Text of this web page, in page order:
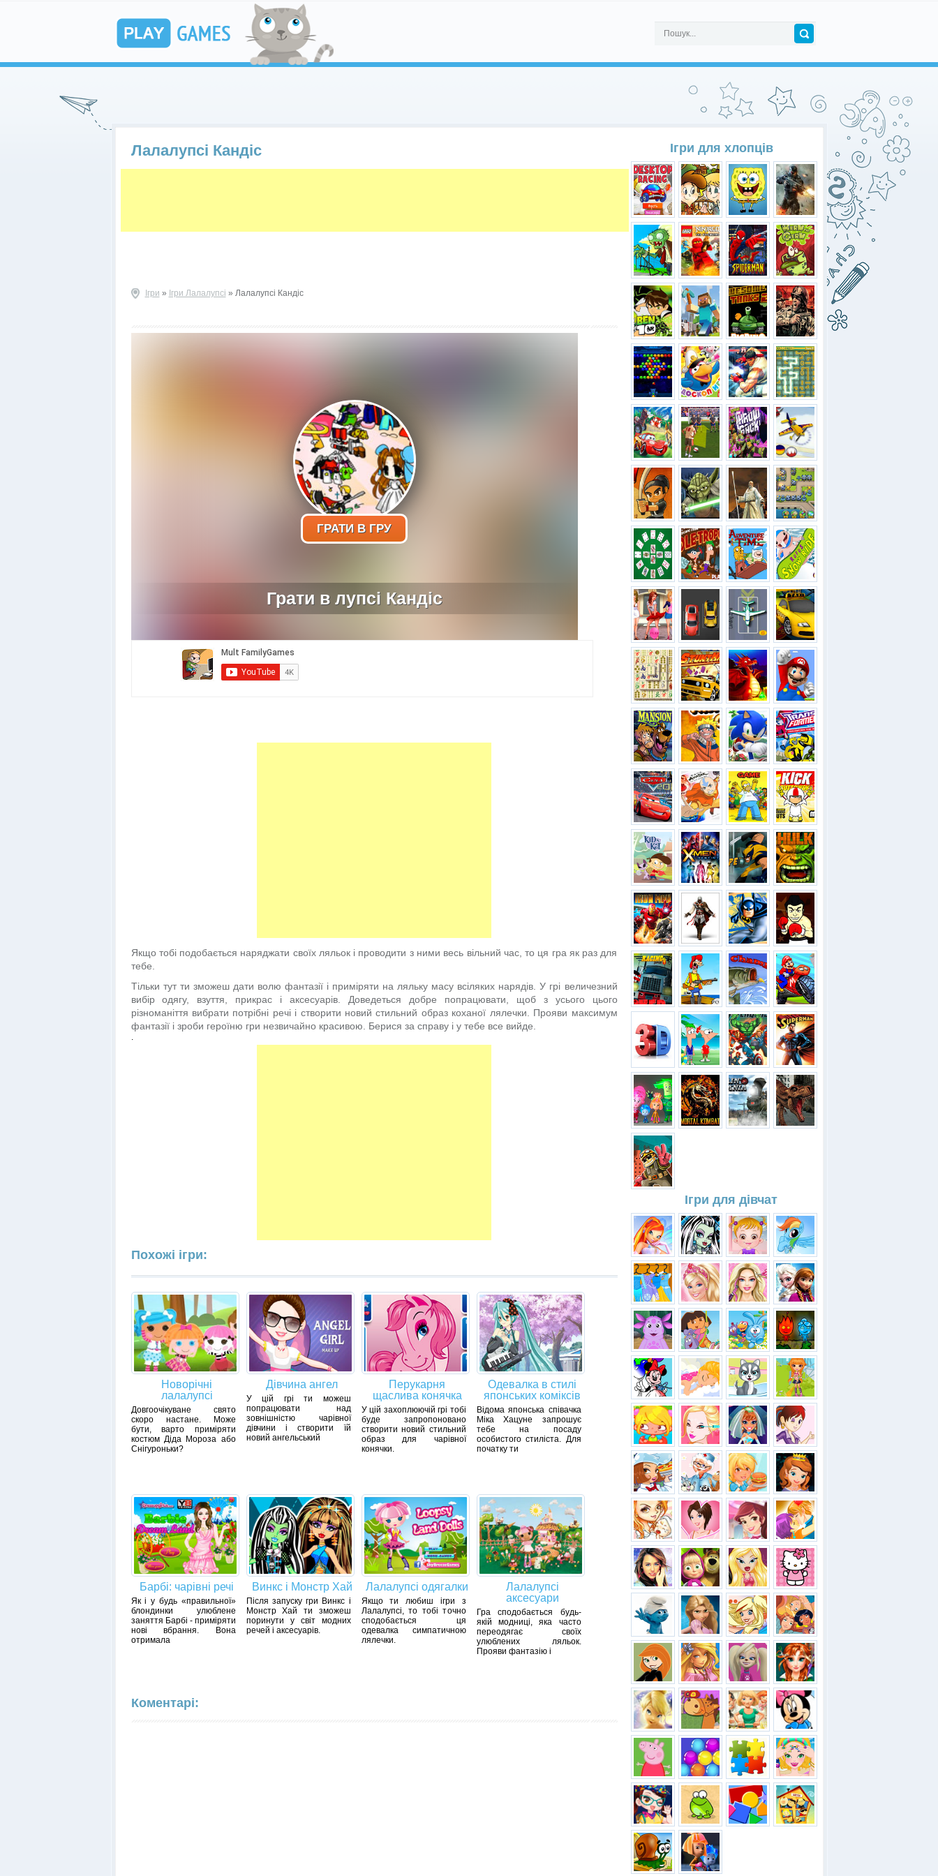
Лалалупсі Кандіс
Ігри » Ігри Лалалупсі » Лалалупсі Кандіс
ГРАТИ В ГРУ
Грати в лупсі Кандіс
Якщо тобі подобається наряджати своїх ляльок і проводити з ними весь вільний час, то ця гра як раз для
тебе.
Тільки тут ти зможеш дати волю фантазії і приміряти на ляльку масу всіляких нарядів. У грі величезний
вибір одягу, взуття, прикрас і аксесуарів. Доведеться добре попрацювати, щоб з усього цього
різноманіття вибрати потрібні речі і створити новий стильний образ коханої лялечки. Прояви максимум
фантазії і зроби героїню гри незвичайно красивою. Берися за справу і у тебе все вийде.
.
Похожі ігри:
Новорічні
лалалупсі
Довгоочікуване свято
скоро настане. Може
бути, варто приміряти
костюм Діда Мороза або
Снігуроньки?
Дівчина ангел
У цій грі ти можеш
попрацювати над
зовнішністю чарівної
дівчини і створити їй
новий ангельський
Перукарня
щаслива конячка
У цій захоплюючій грі тобі
буде запропоновано
створити новий стильний
образ для чарівної
конячки.
Одевалка в стилі
японських коміксів
Відома японська співачка
Міка Хацуне запрошує
тебе на посаду
особистого стиліста. Для
початку ти
Барбі: чарівні речі
Як і у будь «правильної»
блондинки улюблене
заняття Барбі - приміряти
нові вбрання. Вона
отримала
Винкс і Монстр Хай
Після запуску гри Винкс і
Монстр Хай ти зможеш
поринути у світ модних
речей і аксесуарів.
Лалалупсі одягалки
Якщо ти любиш ігри з
Лалалупсі, то тобі точно
сподобається ця
одевалка симпатичною
лялечки.
Лалалупсі
аксесуари
Гра сподобається будь-
якій модниці, яка часто
переодягає своїх
улюблених ляльок.
Прояви фантазію і
Коментарі:
Ігри для хлопців
Ігри для дівчат